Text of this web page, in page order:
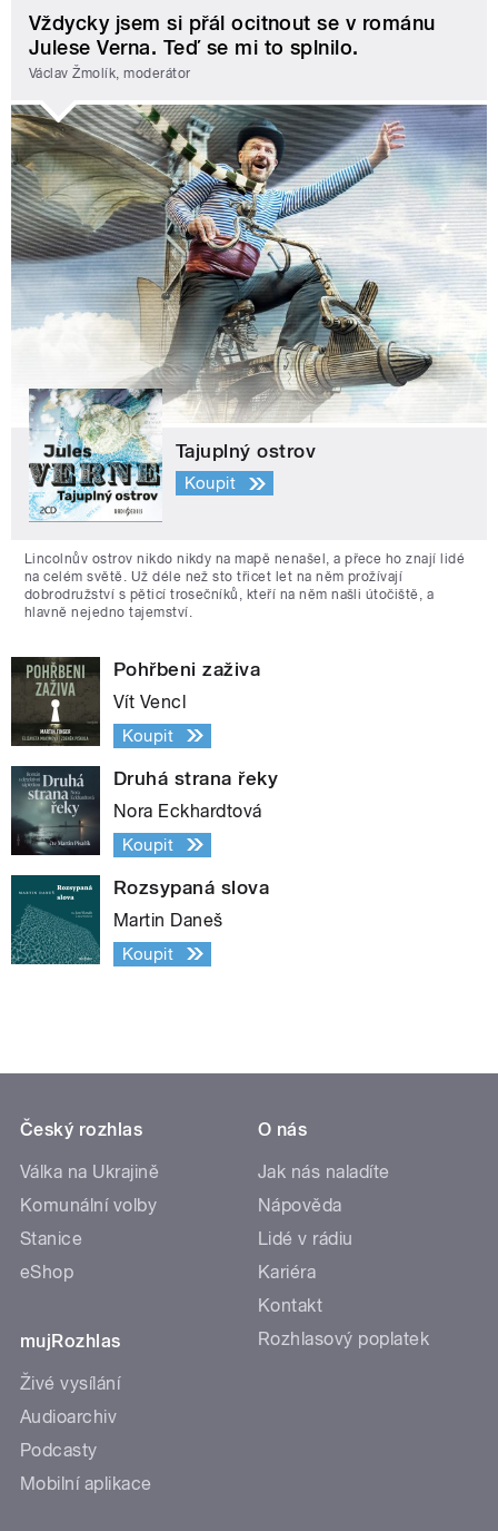
Vždycky jsem si přál ocitnout se v románu
Julese Verna. Teď se mi to splnilo.
Václav Žmolík, moderátor
Tajuplný ostrov
Koupit
Lincolnův ostrov nikdo nikdy na mapě nenašel, a přece ho znají lidé
na celém světě. Už déle než sto třicet let na něm prožívají
dobrodružství s pěticí trosečníků, kteří na něm našli útočiště, a
hlavně nejedno tajemství.
Pohřbeni zaživa
Vít Vencl
Koupit
Druhá strana řeky
Nora Eckhardtová
Koupit
Rozsypaná slova
Martin Daneš
Koupit
Český rozhlas
Válka na Ukrajině
Komunální volby
Stanice
eShop
mujRozhlas
Živé vysílání
Audioarchiv
Podcasty
Mobilní aplikace
O nás
Jak nás naladíte
Nápověda
Lidé v rádiu
Kariéra
Kontakt
Rozhlasový poplatek